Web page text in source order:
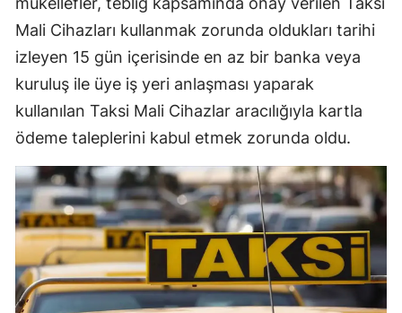
Mali Cihazları kullanmak zorunda oldukları tarihi
izleyen 15 gün içerisinde en az bir banka veya
kuruluş ile üye iş yeri anlaşması yaparak
kullanılan Taksi Mali Cihazlar aracılığıyla kartla
ödeme taleplerini kabul etmek zorunda oldu.